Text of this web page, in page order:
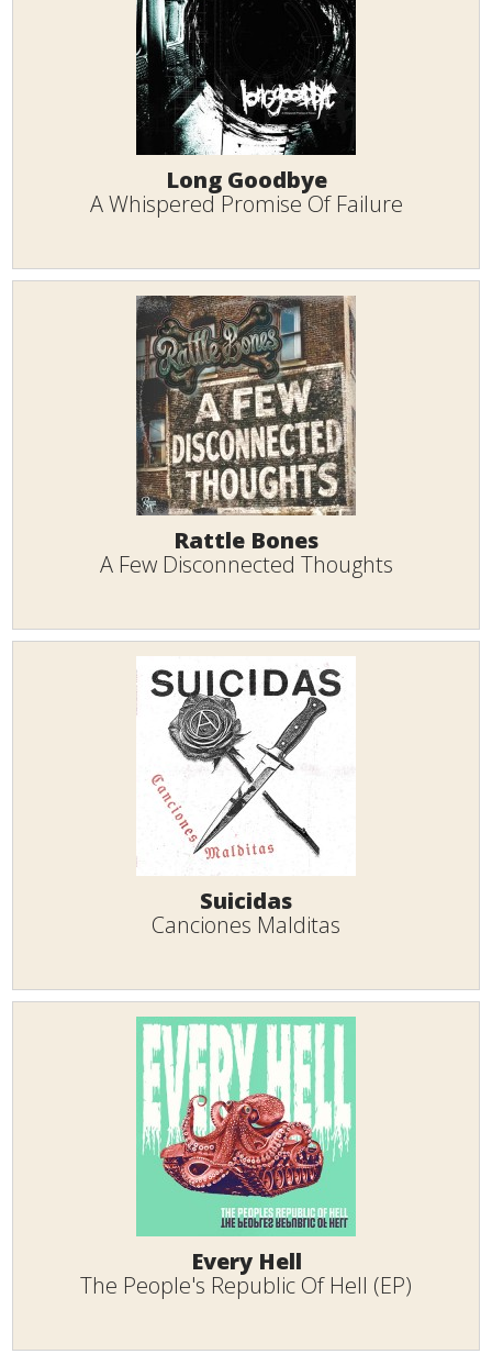
Long Goodbye
A Whispered Promise Of Failure
Rattle Bones
A Few Disconnected Thoughts
Suicidas
Canciones Malditas
Every Hell
The People's Republic Of Hell (EP)